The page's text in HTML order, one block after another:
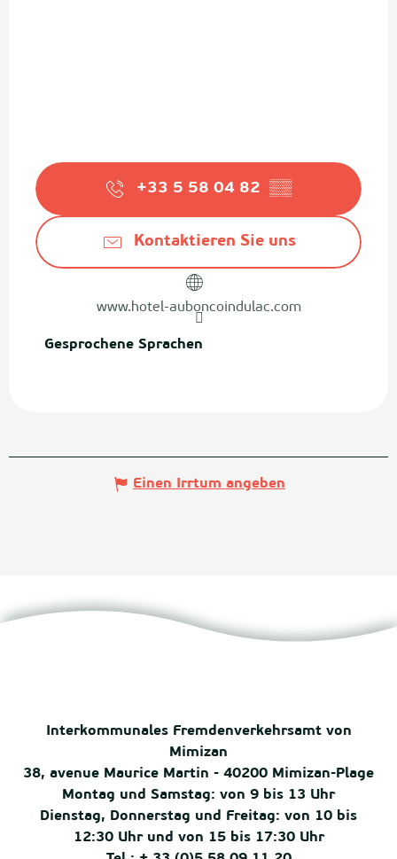
+33 5 58 04 82 ▒▒
Kontaktieren Sie uns
www.hotel-auboncoindulac.com
Gesprochene Sprachen
Gesprochene Sprachen
Einen Irrtum angeben
Interkommunales Fremdenverkehrsamt von
Mimizan
38, avenue Maurice Martin - 40200 Mimizan-Plage
Montag und Samstag: von 9 bis 13 Uhr
Dienstag, Donnerstag und Freitag: von 10 bis
12:30 Uhr und von 15 bis 17:30 Uhr